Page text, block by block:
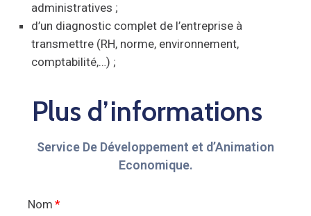
administratives ;
d’un diagnostic complet de l’entreprise à
transmettre (RH, norme, environnement,
comptabilité,…) ;
Plus d’informations
Service De Développement et d’Animation
Economique.
Nom